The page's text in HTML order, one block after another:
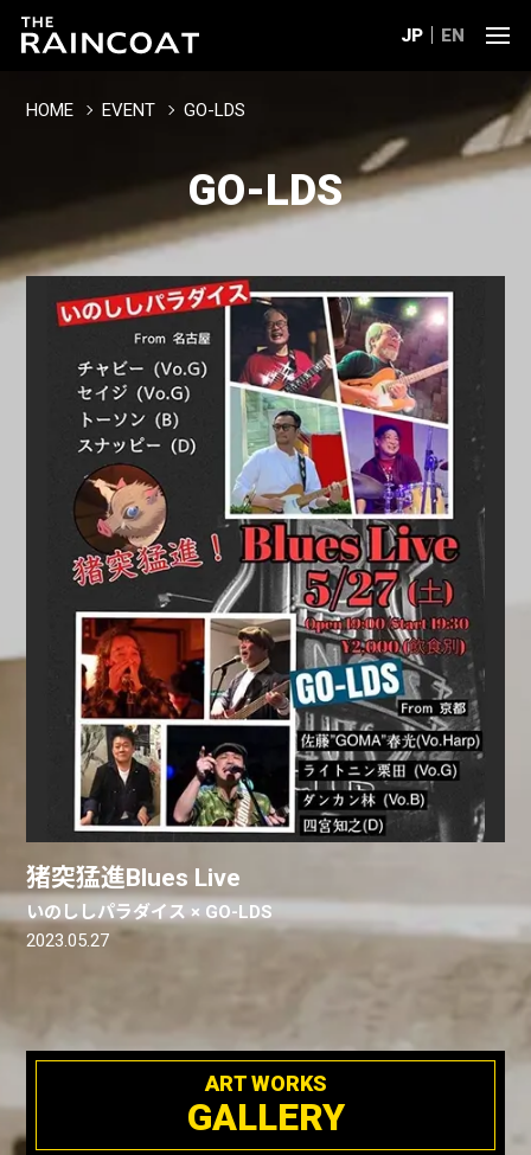
JP EN
HOME EVENT GO-LDS
GO-LDS
猪突猛進Blues Live
いのししパラダイス × GO-LDS
2023.05.27
ART WORKS
GALLERY